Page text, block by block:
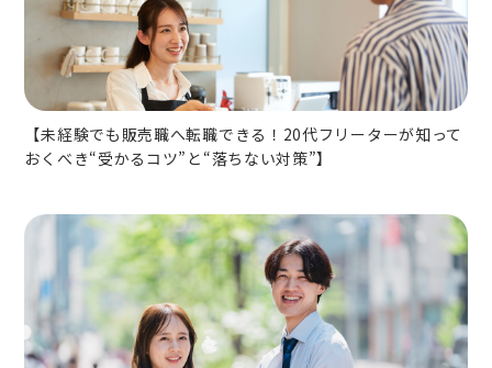
【未経験でも販売職へ転職できる！20代フリーターが知って
おくべき“受かるコツ”と“落ちない対策”】